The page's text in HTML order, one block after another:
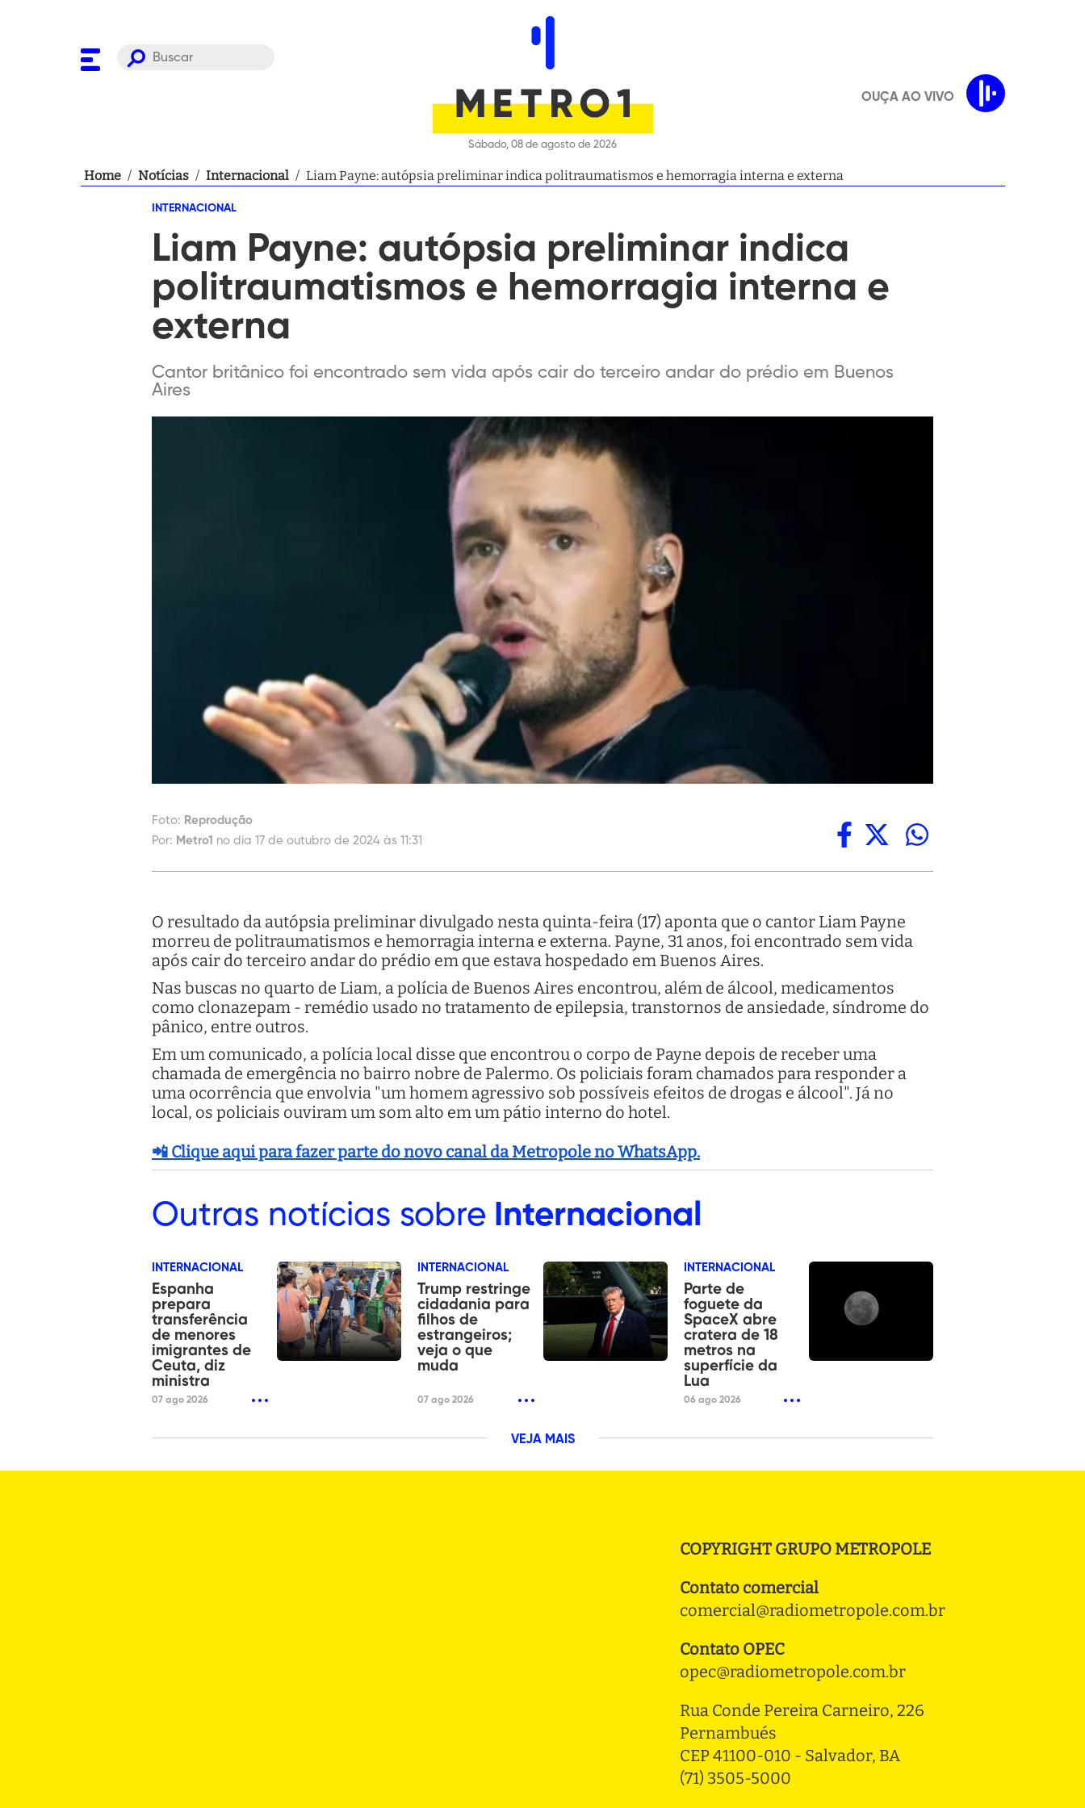
Sábado, 08 de agosto de 2026
OUÇA AO VIVO
Home / Notícias / Internacional / Liam Payne: autópsia preliminar indica politraumatismos e hemorragia interna e externa
INTERNACIONAL
Liam Payne: autópsia preliminar indica
politraumatismos e hemorragia interna e
externa
Cantor britânico foi encontrado sem vida após cair do terceiro andar do prédio em Buenos
Aires
Foto: Reprodução
Por: Metro1 no dia 17 de outubro de 2024 às 11:31
O resultado da autópsia preliminar divulgado nesta quinta-feira (17) aponta que o cantor Liam Payne
morreu de politraumatismos e hemorragia interna e externa. Payne, 31 anos, foi encontrado sem vida
após cair do terceiro andar do prédio em que estava hospedado em Buenos Aires.
Nas buscas no quarto de Liam, a polícia de Buenos Aires encontrou, além de álcool, medicamentos
como clonazepam - remédio usado no tratamento de epilepsia, transtornos de ansiedade, síndrome do
pânico, entre outros.
Em um comunicado, a polícia local disse que encontrou o corpo de Payne depois de receber uma
chamada de emergência no bairro nobre de Palermo. Os policiais foram chamados para responder a
uma ocorrência que envolvia "um homem agressivo sob possíveis efeitos de drogas e álcool". Já no
local, os policiais ouviram um som alto em um pátio interno do hotel.
📲 Clique aqui para fazer parte do novo canal da Metropole no WhatsApp.
Outras notícias sobre Internacional
INTERNACIONAL
Espanha
prepara
transferência
de menores
imigrantes de
Ceuta, diz
ministra
07 ago 2026
INTERNACIONAL
Trump restringe
cidadania para
filhos de
estrangeiros;
veja o que
muda
07 ago 2026
INTERNACIONAL
Parte de
foguete da
SpaceX abre
cratera de 18
metros na
superfície da
Lua
06 ago 2026
VEJA MAIS
COPYRIGHT GRUPO METROPOLE
Contato comercial
comercial@radiometropole.com.br
Contato OPEC
opec@radiometropole.com.br
Rua Conde Pereira Carneiro, 226
Pernambués
CEP 41100-010 - Salvador, BA
(71) 3505-5000